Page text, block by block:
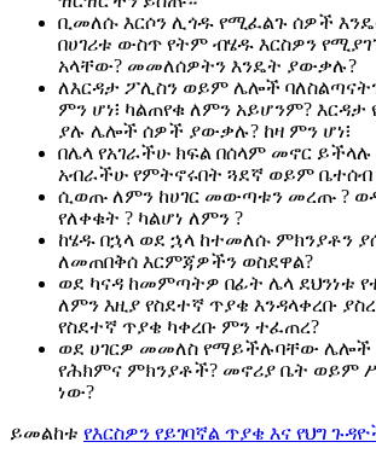
ቢመለሱ እርሶን ሊጎዱ የሚፈልጉ ሰዎች
በሀገሪቱ ውስጥ የትም ብሄዱ እርስዎን
አላቸው? መመለሰዎትን እንዴት ያውቃሉ?
ለእርዳታ ፖሊስን ወይም ሌሎች
ምን ሆነ፧ ካልጠየቁ ለምን አይሆንም? እርዳታ
ያሉ ሌሎች ሰዎች ያውቃሉ? ከዛ ምን ሆነ፧
በሌላ የአገራችሁ ክፍል በሰላም መኖር ይችላሉ
አብራችሁ የምትኖሩበት ጓደኛ ወይም ቤተሰብ
ሲወጡ ለምን ከሀገር መውጣቱን መረጡ ?
የለቀቁት ? ካልሆነ ለምን ?
ከሄዱ በኋላ ወደ ኋላ ከተመለሱ ምክንያቶን
ለመጠበቅሰ እርምጃዎችን ወስደዋል?
ወደ ካናዳ ከመምጣትዎ በፊት ሌላ ደህንነቱ
ለምን እዚያ የስደተኛ ጥያቄ እንዳላቀረቡ
የስደተኛ ጥያቄ ካቀረቡ ምን ተፈጠረ?
ወደ ሀገርዎ መመለስ የማይችሉባቸው ሌሎች
የሕክምና ምክንያቶች? መኖሪያ ቤት ወይም
ነው?
ይመልከቱ የእርስዎን የይገባኛል ጥያቄ እና የህግ